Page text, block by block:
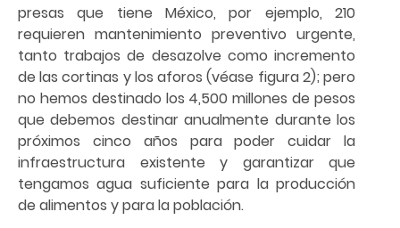
presas que tiene México, por ejemplo, 210
requieren mantenimiento preventivo urgente,
tanto trabajos de desazolve como incremento
de las cortinas y los aforos (véase figura 2); pero
no hemos destinado los 4,500 millones de pesos
que debemos destinar anualmente durante los
próximos cinco años para poder cuidar la
infraestructura existente y garantizar que
tengamos agua suficiente para la producción
de alimentos y para la población.